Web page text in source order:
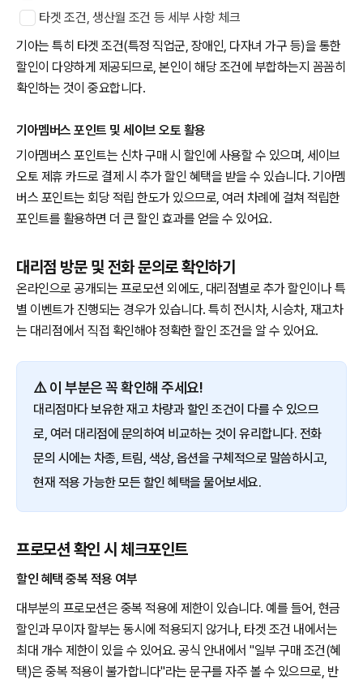
타겟 조건, 생산월 조건 등 세부 사항 체크
기아는 특히 타겟 조건(특정 직업군, 장애인, 다자녀 가구 등)을 통한
할인이 다양하게 제공되므로, 본인이 해당 조건에 부합하는지 꼼꼼히
확인하는 것이 중요합니다.
기아멤버스 포인트 및 세이브 오토 활용
기아멤버스 포인트는 신차 구매 시 할인에 사용할 수 있으며, 세이브
오토 제휴 카드로 결제 시 추가 할인 혜택을 받을 수 있습니다. 기아멤
버스 포인트는 회당 적립 한도가 있으므로, 여러 차례에 걸쳐 적립한
포인트를 활용하면 더 큰 할인 효과를 얻을 수 있어요.
대리점 방문 및 전화 문의로 확인하기
온라인으로 공개되는 프로모션 외에도, 대리점별로 추가 할인이나 특
별 이벤트가 진행되는 경우가 있습니다. 특히 전시차, 시승차, 재고차
는 대리점에서 직접 확인해야 정확한 할인 조건을 알 수 있어요.
⚠️ 이 부분은 꼭 확인해 주세요!
대리점마다 보유한 재고 차량과 할인 조건이 다를 수 있으므
로, 여러 대리점에 문의하여 비교하는 것이 유리합니다. 전화
문의 시에는 차종, 트림, 색상, 옵션을 구체적으로 말씀하시고,
현재 적용 가능한 모든 할인 혜택을 물어보세요.
프로모션 확인 시 체크포인트
할인 혜택 중복 적용 여부
대부분의 프로모션은 중복 적용에 제한이 있습니다. 예를 들어, 현금
할인과 무이자 할부는 동시에 적용되지 않거나, 타겟 조건 내에서는
최대 개수 제한이 있을 수 있어요. 공식 안내에서 "일부 구매 조건(혜
택)은 중복 적용이 불가합니다"라는 문구를 자주 볼 수 있으므로, 반